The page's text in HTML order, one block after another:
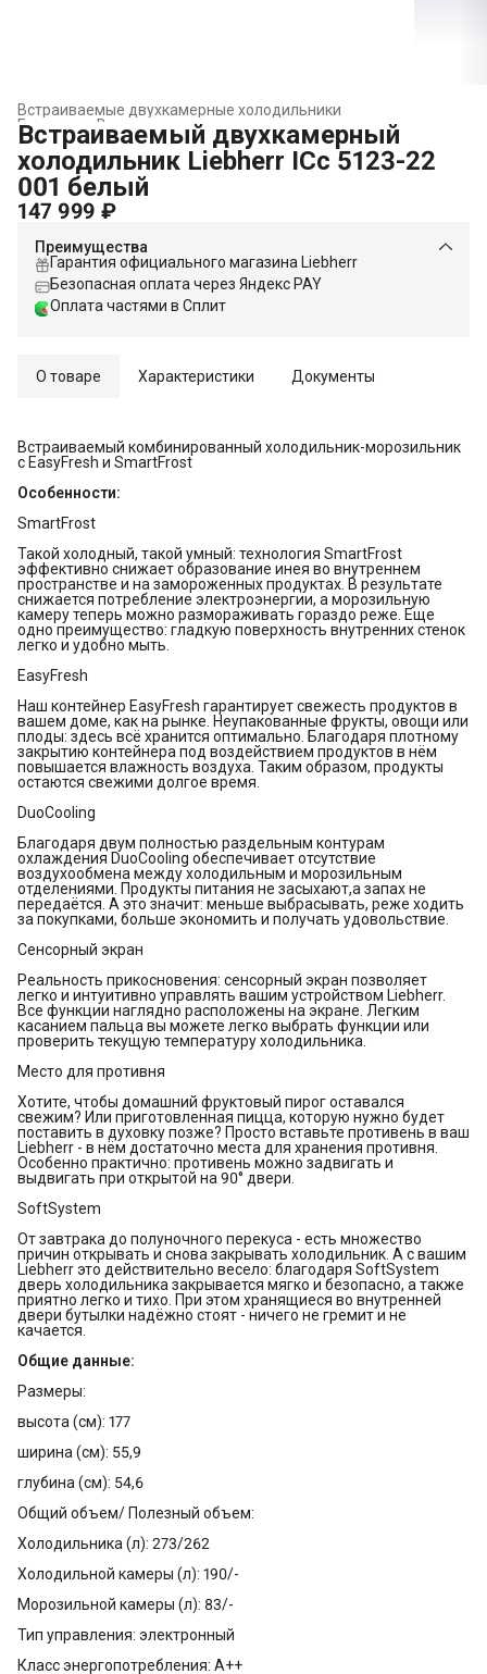
Встраиваемые двухкамерные холодильники
Встраиваемая техника
›
Главная ›
Встраиваемый двухкамерный
холодильник Liebherr ICc 5123-22
001 белый
147 999 ₽
Преимущества
Гарантия официального магазина Liebherr
Безопасная оплата через Яндекс PAY
Оплата частями в Сплит
О товаре Характеристики Документы
Встраиваемый комбинированный холодильник-морозильник
с EasyFresh и SmartFrost
Особенности:
SmartFrost
Такой холодный, такой умный: технология SmartFrost
эффективно снижает образование инея во внутреннем
пространстве и на замороженных продуктах. В результате
снижается потребление электроэнергии, а морозильную
камеру теперь можно размораживать гораздо реже. Еще
одно преимущество: гладкую поверхность внутренних стенок
легко и удобно мыть.
EasyFresh
Наш контейнер EasyFresh гарантирует свежесть продуктов в
вашем доме, как на рынке. Неупакованные фрукты, овощи или
плоды: здесь всё хранится оптимально. Благодаря плотному
закрытию контейнера под воздействием продуктов в нём
повышается влажность воздуха. Таким образом, продукты
остаются свежими долгое время.
DuoCooling
Благодаря двум полностью раздельным контурам
охлаждения DuoCooling обеспечивает отсутствие
воздухообмена между холодильным и морозильным
отделениями. Продукты питания не засыхают,а запах не
передаётся. А это значит: меньше выбрасывать, реже ходить
за покупками, больше экономить и получать удовольствие.
Сенсорный экран
Реальность прикосновения: сенсорный экран позволяет
легко и интуитивно управлять вашим устройством Liebherr.
Все функции наглядно расположены на экране. Легким
касанием пальца вы можете легко выбрать функции или
проверить текущую температуру холодильника.
Место для противня
Хотите, чтобы домашний фруктовый пирог оставался
свежим? Или приготовленная пицца, которую нужно будет
поставить в духовку позже? Просто вставьте противень в ваш
Liebherr - в нём достаточно места для хранения противня.
Особенно практично: противень можно задвигать и
выдвигать при открытой на 90° двери.
SoftSystem
От завтрака до полуночного перекуса - есть множество
причин открывать и снова закрывать холодильник. А с вашим
Liebherr это действительно весело: благодаря SoftSystem
дверь холодильника закрывается мягко и безопасно, а также
приятно легко и тихо. При этом хранящиеся во внутренней
двери бутылки надёжно стоят - ничего не гремит и не
качается.
Общие данные:
Размеры:
высота (см): 177
ширина (см): 55,9
глубина (см): 54,6
Общий объем/ Полезный объем:
Холодильника (л): 273/262
Холодильной камеры (л): 190/-
Морозильной камеры (л): 83/-
Тип управления: электронный
Класс энергопотребления: A++